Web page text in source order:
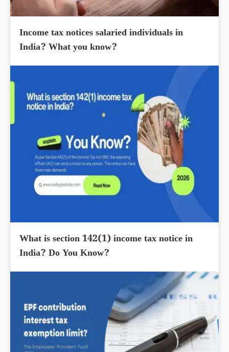
Income tax notices salaried individuals in
India? What you know?
What is section 142(1) income tax notice in
India? Do You Know?